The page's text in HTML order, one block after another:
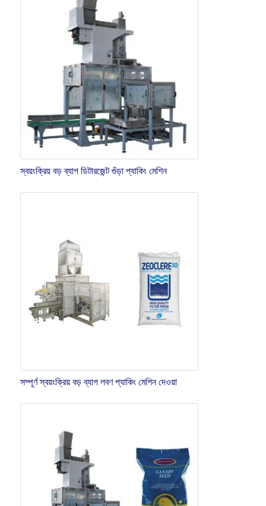
স্বয়ংক্রিয় বড় ব্যাগ ডিটারজেন্ট গুঁড়া প্যাকিং মেশিন
সম্পূর্ণ স্বয়ংক্রিয় বড় ব্যাগ লবণ প্যাকিং মেশিন দেওয়া